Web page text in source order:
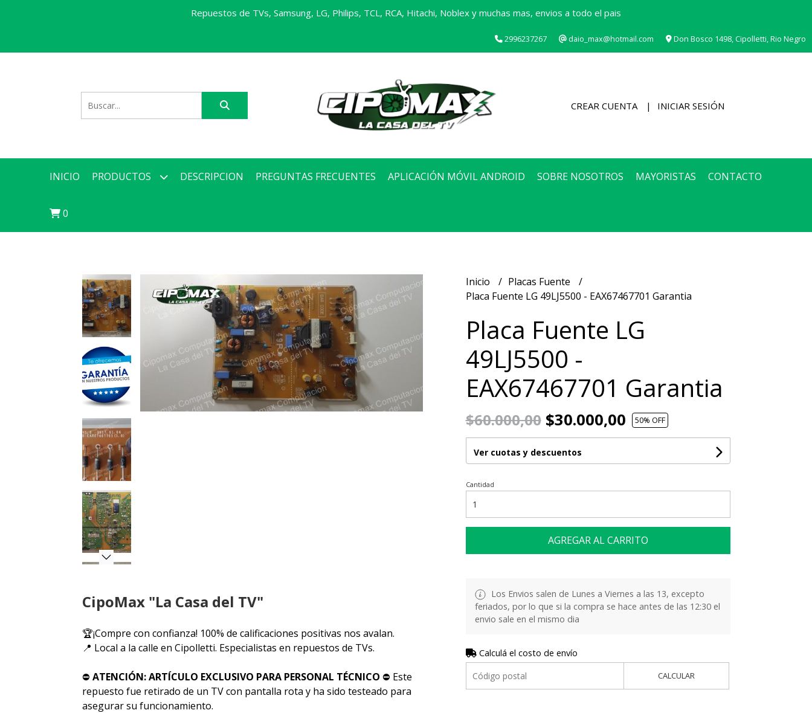
Repuestos de TVs, Samsung, LG, Philips, TCL, RCA, Hitachi, Noblex y muchas mas, envios a todo el pais
2996237267 daio_max@hotmail.com Don Bosco 1498, Cipolletti, Rio Negro
CREAR CUENTA INICIAR SESIÓN
INICIO PRODUCTOS DESCRIPCION PREGUNTAS FRECUENTES APLICACIÓN MÓVIL ANDROID SOBRE NOSOTROS MAYORISTAS CONTACTO
0
CipoMax "La Casa del TV"
🏆¡Compre con confianza! 100% de calificaciones positivas nos avalan.
📍 Local a la calle en Cipolletti. Especialistas en repuestos de TVs.
⛔ ATENCIÓN: ARTÍCULO EXCLUSIVO PARA PERSONAL TÉCNICO ⛔ Este
repuesto fue retirado de un TV con pantalla rota y ha sido testeado para
asegurar su funcionamiento.
Inicio
Placas Fuente
Placa Fuente LG 49LJ5500 - EAX67467701 Garantia
Placa Fuente LG
49LJ5500 -
EAX67467701 Garantia
$60.000,00$30.000,00 50% OFF
Ver cuotas y descuentos
Cantidad
AGREGAR AL CARRITO
Los Envios salen de Lunes a Viernes a las 13, excepto
feriados, por lo que si la compra se hace antes de las 12:30 el
envio sale en el mismo dia
Calculá el costo de envío
CALCULAR